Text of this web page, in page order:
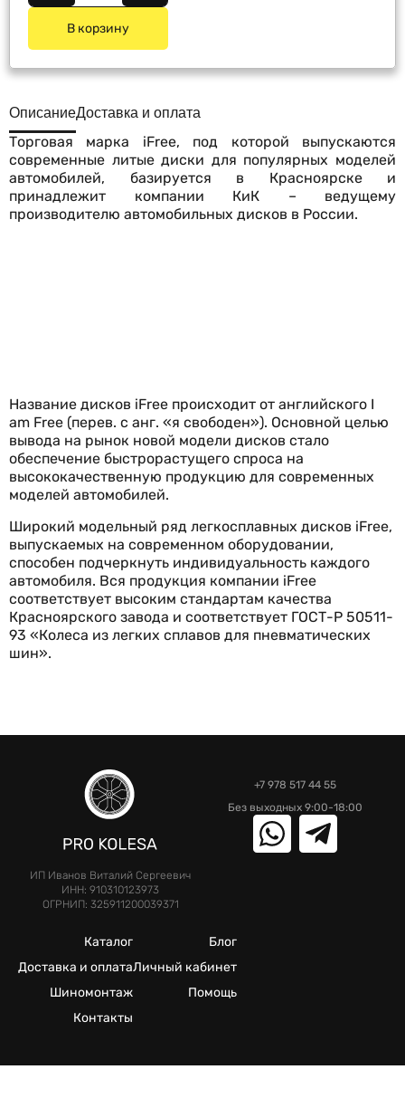
В корзину
ОписаниеДоставка и оплата
Торговая марка iFree, под которой выпускаются
современные литые диски для популярных моделей
автомобилей, базируется в Красноярске и
принадлежит компании КиК – ведущему
производителю автомобильных дисков в России.
Название дисков iFree происходит от английского I
am Free (перев. с анг. «я свободен»). Основной целью
вывода на рынок новой модели дисков стало
обеспечение быстрорастущего спроса на
высококачественную продукцию для современных
моделей автомобилей.
Широкий модельный ряд легкосплавных дисков iFree,
выпускаемых на современном оборудовании,
способен подчеркнуть индивидуальность каждого
автомобиля. Вся продукция компании iFree
соответствует высоким стандартам качества
Красноярского завода и соответствует ГОСТ-Р 50511-
93 «Колеса из легких сплавов для пневматических
шин».
ИП Иванов Виталий Сергеевич
ИНН: 910310123973
ОГРНИП: 325911200039371
+7 978 517 44 55
Без выходных 9:00-18:00
Каталог
Доставка и оплата
Шиномонтаж
Контакты
Блог
Личный кабинет
Помощь